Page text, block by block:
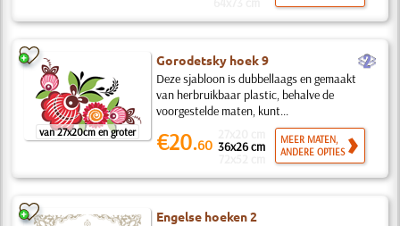
van 27x20cm en groter
Gorodetsky hoek 9 b
Deze sjabloon is dubbellaags en gemaakt
van herbruikbaar plastic, behalve de
voorgestelde maten, kunt...
€20.60 36x26 cm
MEER MATEN,
ANDERE OPTIES
Engelse hoeken 2